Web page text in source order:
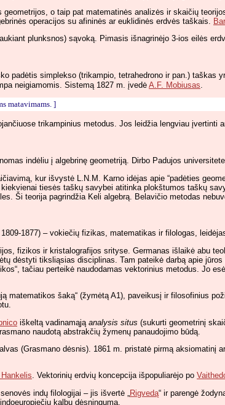
o taip pat matematinės analizės ir skaičių
operacijos su afininės ar euklidinės erdvės taškais.
plunksnos) sąvoką. Pimasis išnagrinėjo 3-ios eilės
padėtis simplekso (trikampio, tetrahedrono ir pan.)
neigiamomis. Sistemą 1827 m. įvedė A.F. Mobiusas
matavimams. ]
trikampinius metodus. Jos leidžia lengviau
indėliu į algebrinę geometriją. Dirbo Padujos
kur išvystė L.N.M. Karno idėjas apie “padėties
tiesės taškų savybei atitinka plokštumos taškų
Ši teorija pagrindžia Keli algebrą. Belavičio metodas
1809-1877) – vokiečių fizikas, matematikas ir filologas,
fizikos ir kristalografijos srityse. Germanas išlaikė abu
dėstyti tiksliąsias disciplinas. Tam pateikė darbą apie
tačiau perteikė naudodamas vektorinius metodus. Jo
matematikos šaką“ (žymėtą A1), paveikusį ir filosofinius
iškeltą vadinamąją analysis situs (sukurti geometrinį
naudotą abstrakčių žymenų panaudojimo būdą.
(Grasmano dėsnis). 1861 m. pristatė pirmą
Hankelis. Vektorinių erdvių koncepcija išpopuliarėjo po
indų filologijai – jis išvertė „ Rigvedą“ ir parengė
kalbų dėsningumą.